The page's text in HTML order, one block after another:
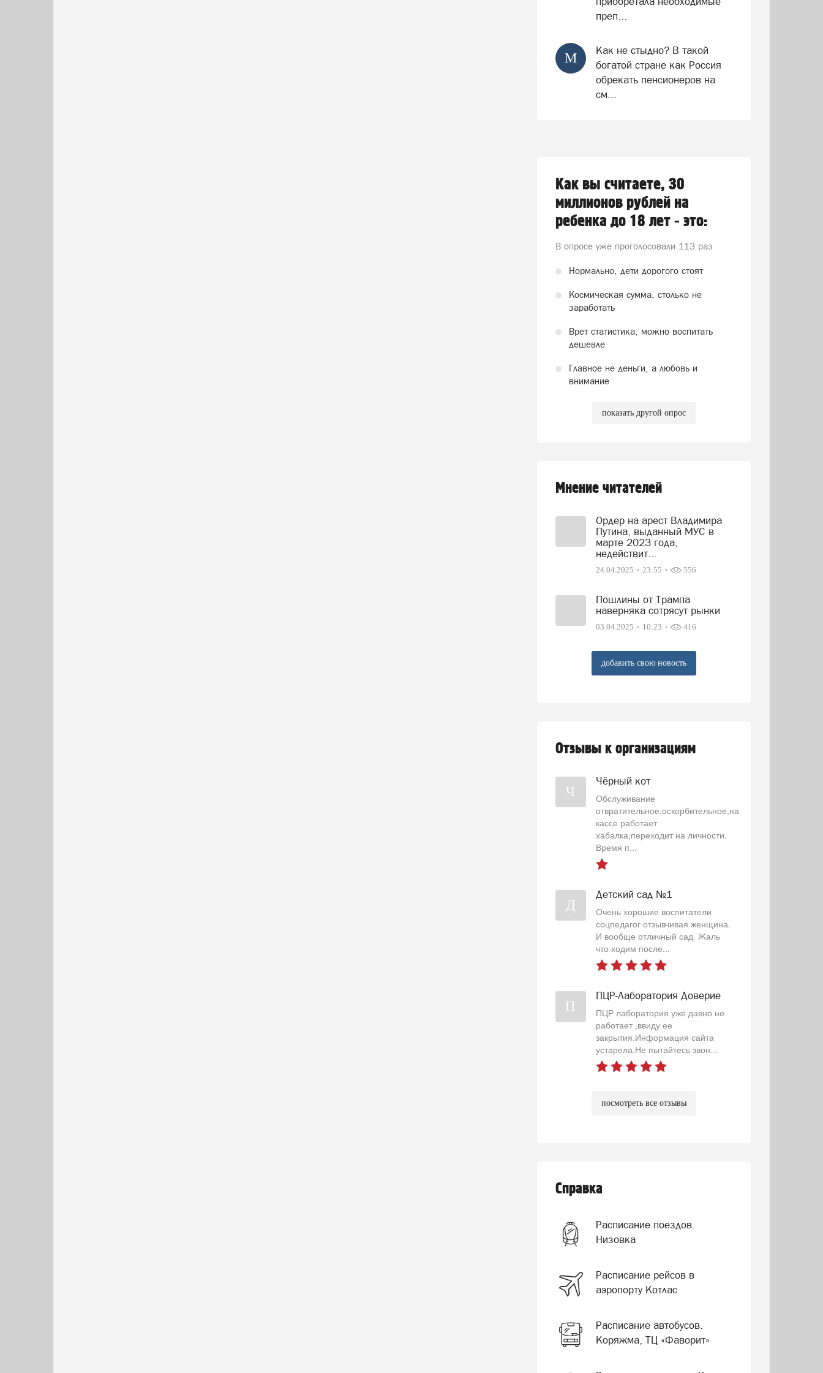
преп...
М
Как не стыдно? В такой
богатой стране как Россия
обрекать пенсионеров на
см...
Как вы считаете, 30
миллионов рублей на
ребенка до 18 лет - это:
В опросе уже проголосовали 113 раз
Нормально, дети дорогого стоят
Космическая сумма, столько не
заработать
Врет статистика, можно воспитать
дешевле
Главное не деньги, а любовь и
внимание
показать другой опрос
Мнение читателей
Ордер на арест Владимира
Путина, выданный МУС в
марте 2023 года,
недействит...
24.04.2025 23:55 556
Пошлины от Трампа
наверняка сотрясут рынки
03.04.2025 10:23 416
добавить свою новость
Отзывы к организациям
Ч
Чёрный кот
Обслуживание
отвратительное,оскорбительное,на
кассе работает
хабалка,переходит на личности.
Время п...
Д
Детский сад №1
Очень хорошие воспитатели
соцпедагог отзывчивая женщина.
И вообще отличный сад. Жаль
что ходим после...
П
ПЦР-Лаборатория Доверие
ПЦР лаборатория уже давно не
работает ,ввиду ее
закрытия.Информация сайта
устарела.Не пытайтесь звон...
посмотреть все отзывы
Справка
Расписание поездов.
Низовка
Расписание рейсов в
аэропорту Котлас
Расписание автобусов.
Коряжма, ТЦ «Фаворит»